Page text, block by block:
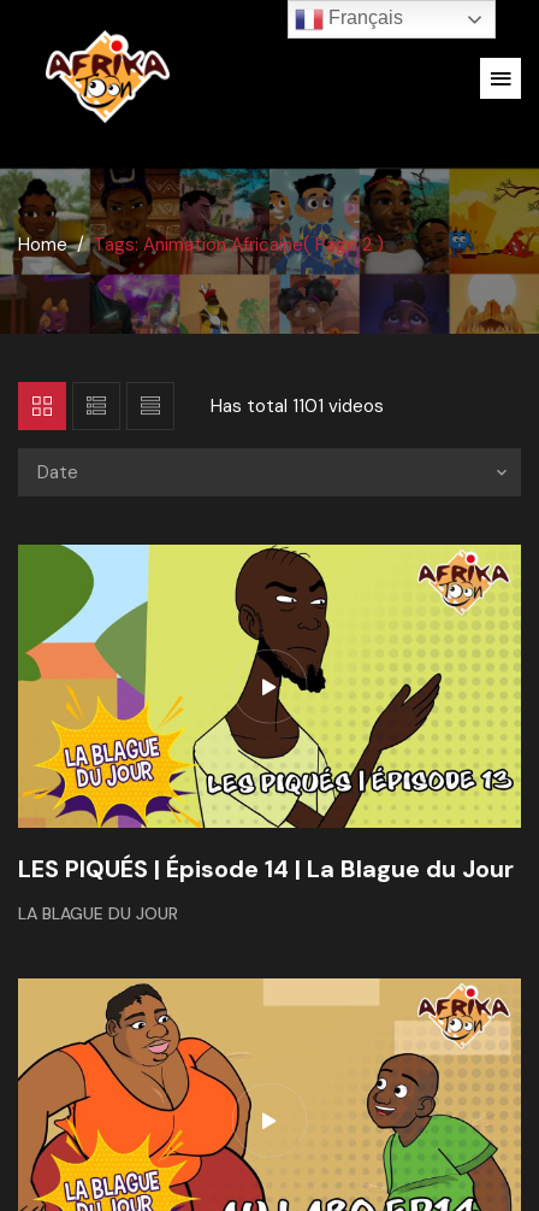
Home Tags: Animation Africaine( Page 2 )
Has total 1101 videos
Date
LES PIQUÉS | Épisode 14 | La Blague du Jour
LA BLAGUE DU JOUR
Français